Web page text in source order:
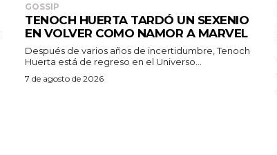
GOSSIP
TENOCH HUERTA TARDÓ UN SEXENIO
EN VOLVER COMO NAMOR A MARVEL
Después de varios años de incertidumbre, Tenoch
Huerta está de regreso en el Universo...
7 de agosto de 2026